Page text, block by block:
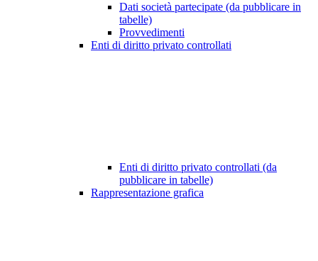
Dati società partecipate (da pubblicare in
tabelle)
Provvedimenti
Enti di diritto privato controllati
Enti di diritto privato controllati (da
pubblicare in tabelle)
Rappresentazione grafica